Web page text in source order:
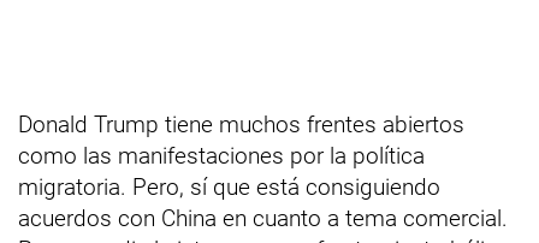
Donald Trump tiene muchos frentes abiertos
como las manifestaciones por la política
migratoria. Pero, sí que está consiguiendo
acuerdos con China en cuanto a tema comercial.